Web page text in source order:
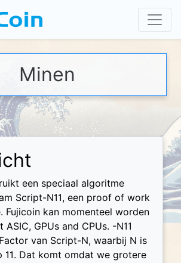
Minen
een speciaal algoritme
Script-N11, een proof of work
Fujicoin kan momenteel worden
ASIC, GPUs and CPUs. -N11
van Script-N, waarbij N is
11. Dat komt omdat we grotere